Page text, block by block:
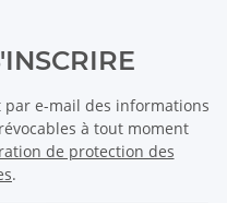
e-mail des informations
à tout moment
de protection des
.